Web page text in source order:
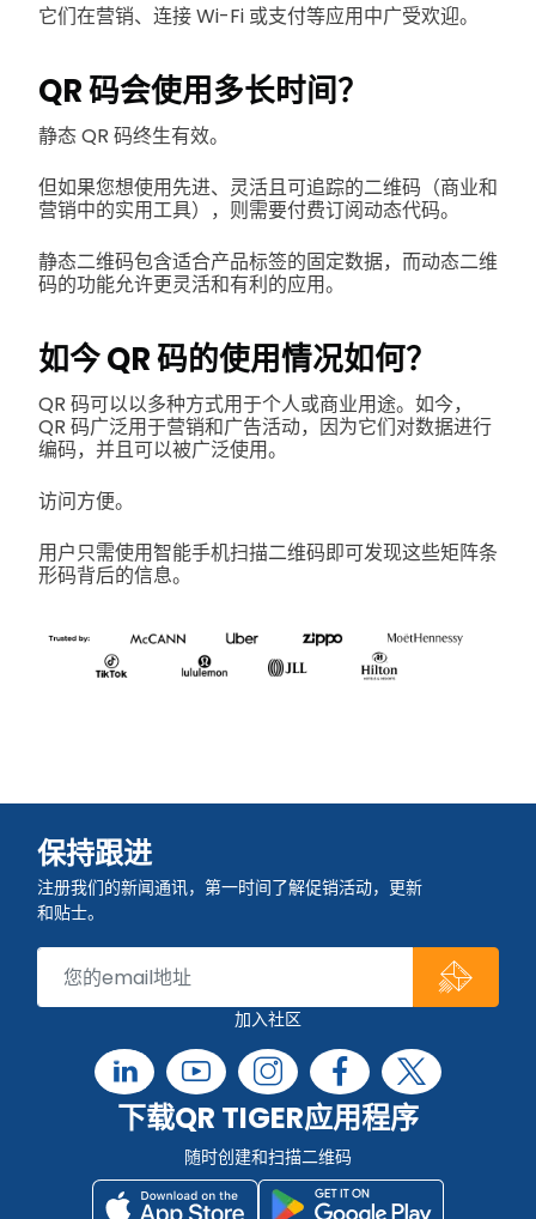
它们在营销、连接 Wi-Fi 或支付等应用中广受欢迎。
QR 码会使用多长时间？
静态 QR 码终生有效。
但如果您想使用先进、灵活且可追踪的二维码（商业和
营销中的实用工具），则需要付费订阅动态代码。
静态二维码包含适合产品标签的固定数据，而动态二维
码的功能允许更灵活和有利的应用。
如今 QR 码的使用情况如何？
QR 码可以以多种方式用于个人或商业用途。如今，
QR 码广泛用于营销和广告活动，因为它们对数据进行
编码，并且可以被广泛使用。
访问方便。
用户只需使用智能手机扫描二维码即可发现这些矩阵条
形码背后的信息。
保持跟进
注册我们的新闻通讯，第一时间了解促销活动，更新
和贴士。
加入社区
下载QR TIGER应用程序
随时创建和扫描二维码